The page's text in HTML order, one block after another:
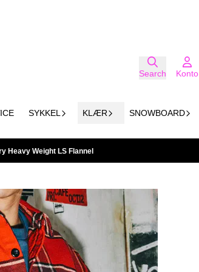
Search Konto
SYKKEL KLÆR SNOWBOARD
Heavy Weight LS Flannel